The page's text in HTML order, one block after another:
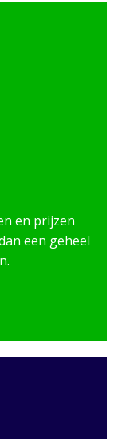
en prijzen
een geheel